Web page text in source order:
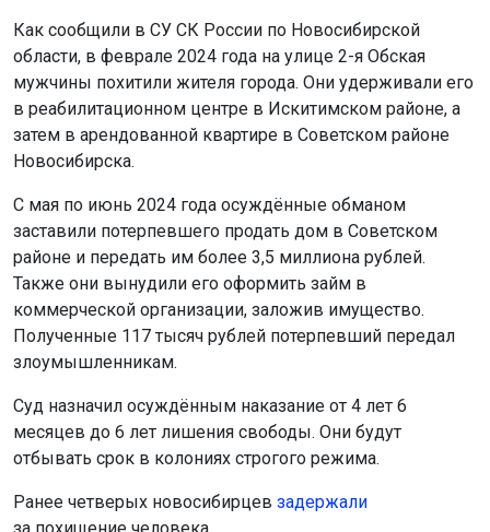
Как сообщили в СУ СК России по Новосибирской
области, в феврале 2024 года на улице 2-я Обская
мужчины похитили жителя города. Они удерживали его
в реабилитационном центре в Искитимском районе, а
затем в арендованной квартире в Советском районе
Новосибирска.
С мая по июнь 2024 года осуждённые обманом
заставили потерпевшего продать дом в Советском
районе и передать им более 3,5 миллиона рублей.
Также они вынудили его оформить займ в
коммерческой организации, заложив имущество.
Полученные 117 тысяч рублей потерпевший передал
злоумышленникам.
Суд назначил осуждённым наказание от 4 лет 6
месяцев до 6 лет лишения свободы. Они будут
отбывать срок в колониях строгого режима.
Ранее четверых новосибирцев задержали
за похищение человека.